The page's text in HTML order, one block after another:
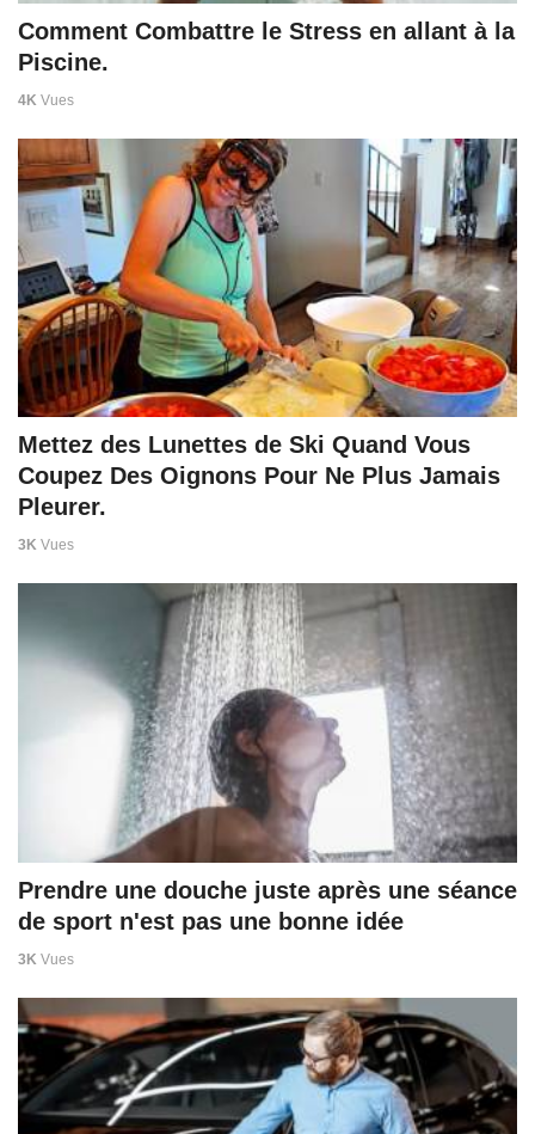
Comment Combattre le Stress en allant à la
Piscine.
4K Vues
Mettez des Lunettes de Ski Quand Vous
Coupez Des Oignons Pour Ne Plus Jamais
Pleurer.
3K Vues
Prendre une douche juste après une séance
de sport n'est pas une bonne idée
3K Vues